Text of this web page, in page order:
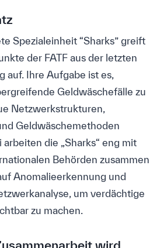
Spezialeinheit “Sharks” greift
der FATF aus der letzten
auf. Ihre Aufgabe ist es,
Geldwäschefälle zu
Netzwerkstrukturen,
Geldwäschemethoden
die „Sharks“ eng mit
Behörden zusammen
Anomalieerkennung und
um verdächtige
zu machen.
wird